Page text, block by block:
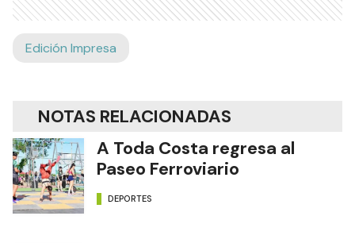
Edición Impresa
NOTAS RELACIONADAS
A Toda Costa regresa al
Paseo Ferroviario
DEPORTES